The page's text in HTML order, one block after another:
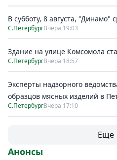
В субботу, 8 августа, "Динамо"
С.ПетербургВчера 19:03
Здание на улице Комсомола
С.ПетербургВчера 18:57
Эксперты надзорного
образцов мясных изделий в
С.ПетербургВчера 17:10
Еще
Анонсы